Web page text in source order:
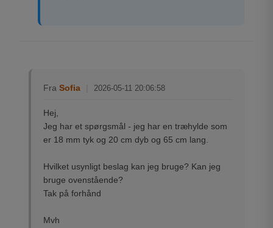
FraSofia 2026-05-11 20:06:58
Hej,
Jeg har et spørgsmål - jeg har en træhylde som
er 18 mm tyk og 20 cm dyb og 65 cm lang.
Hvilket usynligt beslag kan jeg bruge? Kan jeg
bruge ovenstående?
Tak på forhånd
Mvh